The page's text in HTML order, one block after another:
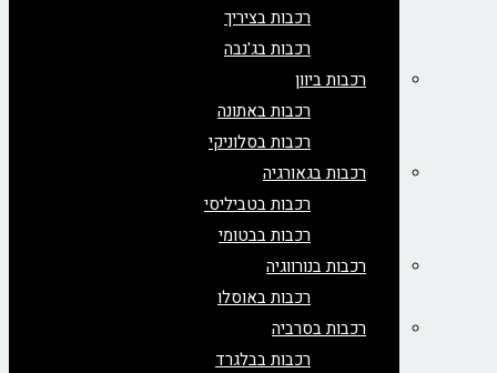
רכבות בציריך
רכבות בג'נבה
רכבות ביוון
רכבות באתונה
רכבות בסלוניקי
רכבות בגאורגיה
רכבות בטביליסי
רכבות בבטומי
רכבות בנורווגיה
רכבות באוסלו
רכבות בסרביה
רכבות בבלגרד